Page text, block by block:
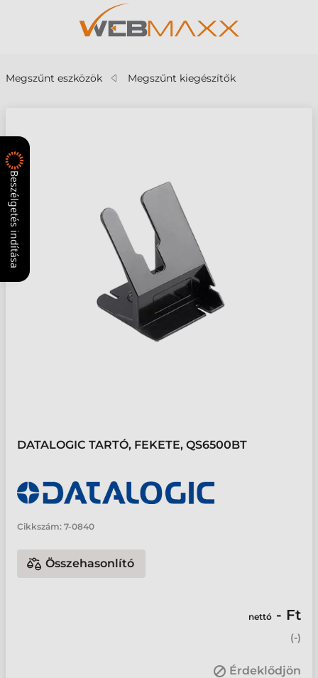
Megszűnt eszközök Megszűnt kiegészítők
DATALOGIC TARTÓ, FEKETE, QS6500BT
Cikkszám: 7-0840
Összehasonlító
nettó - Ft
(-)
Érdeklődjön
Beszélgetés indítása